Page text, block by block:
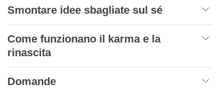
Smontare idee sbagliate sul sé
Come funzionano il karma e la
rinascita
Domande